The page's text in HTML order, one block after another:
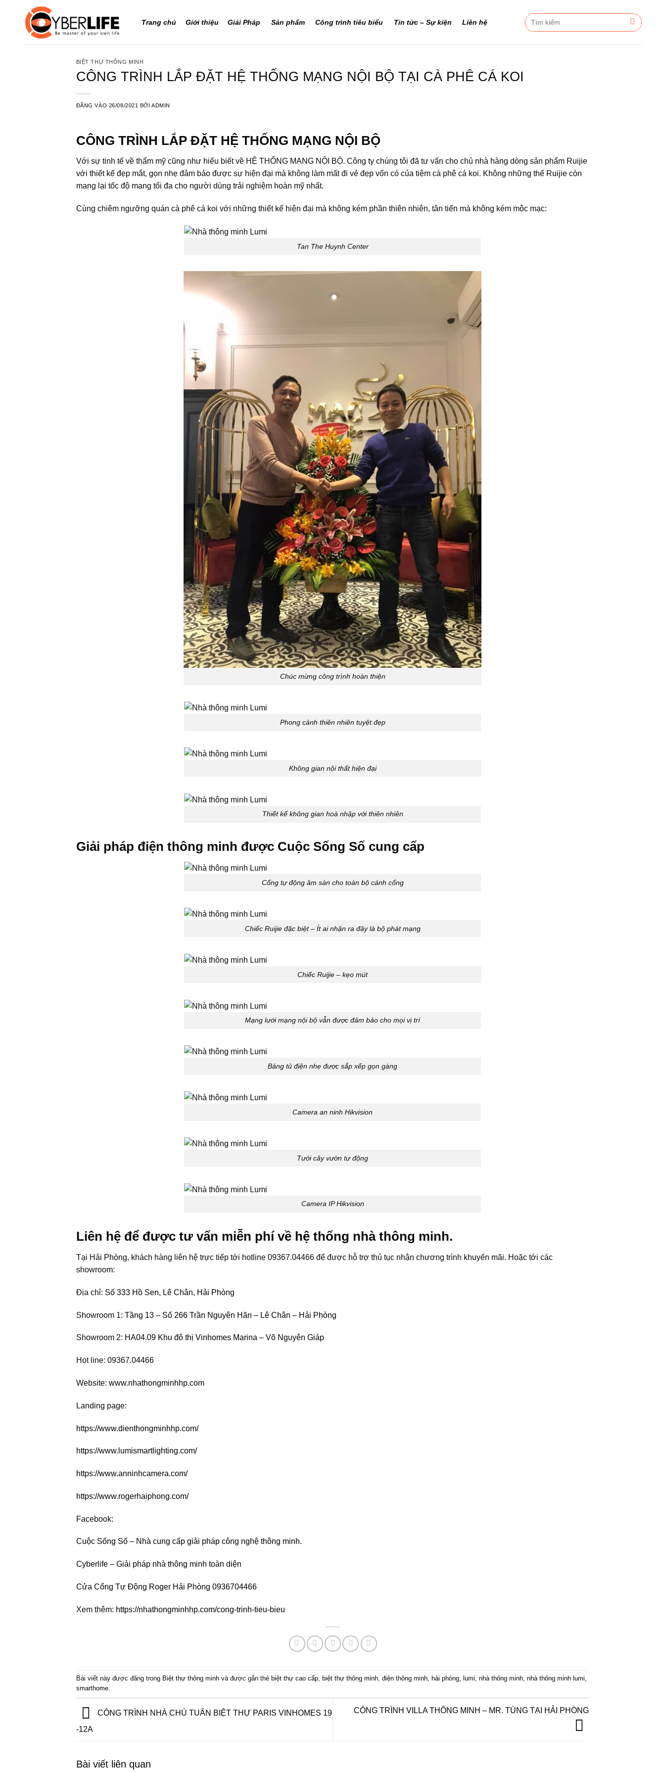
Trang chủ Giới thiệu Giải Pháp Sản phẩm Công trình tiêu biểu Tin tức – Sự kiện Liên hệ
Tìm
kiếm:
BIỆT THỰ THÔNG MINH
CÔNG TRÌNH LẮP ĐẶT HỆ THỐNG MẠNG NỘI BỘ TẠI CÀ PHÊ CÁ KOI
ĐĂNG VÀO 26/08/2021 BỞIADMIN
CÔNG TRÌNH LẮP ĐẶT HỆ THỐNG MẠNG NỘI BỘ
Với sự tinh tế về thẩm mỹ cũng như hiểu biết về HỆ THỐNG MẠNG NỘI BỘ. Công ty chúng tôi đã tư vấn cho chủ nhà hàng dòng sản phẩm Ruijie
với thiết kế đẹp mắt, gọn nhẹ đảm bảo được sự hiện đại mà không làm mất đi vẻ đẹp vốn có của tiệm cà phê cá koi. Không những thế Ruijie còn
mang lại tốc độ mạng tối đa cho người dùng trải nghiệm hoàn mỹ nhất.
Cùng chiêm ngưỡng quán cà phê cá koi với những thiết kế hiện đại mà không kém phần thiên nhiên, tân tiến mà không kém mộc mạc:
Tan The Huynh Center
Chúc mừng công trình hoàn thiện
Phong cảnh thiên nhiên tuyệt đẹp
Không gian nội thất hiện đại
Thiết kế không gian hoà nhập với thiên nhiên
Giải pháp điện thông minh được Cuộc Sống Số cung cấp
Cổng tự động âm sàn cho toàn bộ cánh cổng
Chiếc Ruijie đặc biệt – Ít ai nhận ra đây là bộ phát mạng
Chiếc Ruijie – kẹo mút
Mạng lưới mạng nội bộ vẫn được đảm bảo cho mọi vị trí
Bảng tủ điện nhẹ được sắp xếp gọn gàng
Camera an ninh Hikvision
Tưới cây vườn tự động
Camera IP Hikvision
Liên hệ để được tư vấn miễn phí về hệ thống nhà thông minh.
Tại Hải Phòng, khách hàng liên hệ trực tiếp tới hotline 09367.04466 để được hỗ trợ thủ tục nhận chương trình khuyến mãi. Hoặc tới các
showroom:
Địa chỉ: Số 333 Hồ Sen, Lê Chân, Hải Phòng
Showroom 1: Tầng 13 – Số 266 Trần Nguyên Hãn – Lê Chân – Hải Phòng
Showroom 2: HA04.09 Khu đô thị Vinhomes Marina – Võ Nguyên Giáp
Hot line: 09367.04466
Website: www.nhathongminhhp.com
Landing page:
https://www.dienthongminhhp.com/
https://www.lumismartlighting.com/
https://www.anninhcamera.com/
https://www.rogerhaiphong.com/
Facebook:
Cuộc Sống Số – Nhà cung cấp giải pháp công nghệ thông minh.
Cyberlife – Giải pháp nhà thông minh toàn diện
Cửa Cổng Tự Động Roger Hải Phòng 0936704466
Xem thêm: https://nhathongminhhp.com/cong-trinh-tieu-bieu
Bài viết này được đăng trong Biệt thự thông minhvà được gắn thẻ biệt thự cao cấp, biệt thự thông minh, điện thông minh, hải phòng, lumi, nhà thông minh, nhà thông minh lumi,
smarthome.
CÔNG TRÌNH NHÀ CHÚ TUÂN BIỆT THỰ PARIS VINHOMES 19
-12A
CÔNG TRÌNH VILLA THÔNG MINH – MR. TÙNG TẠI HẢI PHÒNG
Bài viết liên quan